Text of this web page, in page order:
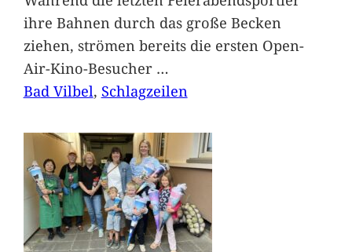
ihre Bahnen durch das große Becken
ziehen, strömen bereits die ersten Open-
Air-Kino-Besucher …
Bad Vilbel, Schlagzeilen